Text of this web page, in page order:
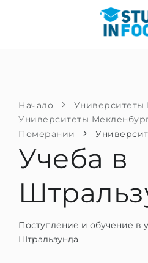
Бакалавриат и
Подготовительные курсы
Пропедевтика
ЯЗЫКОВЫЕ ШКОЛЫ
Языковые курсы
СЦЕНАРИЙ
Поступить после школы
Перевод из вуза
Магистратура в Германии
Второе высшее
Родителям
С гарантией зачисления
МЕТОДИКА
УСЛУГИ
Начало
Университеты
Университеты
Померании
Учеба в
Поступление и обучение в
Штральзунда